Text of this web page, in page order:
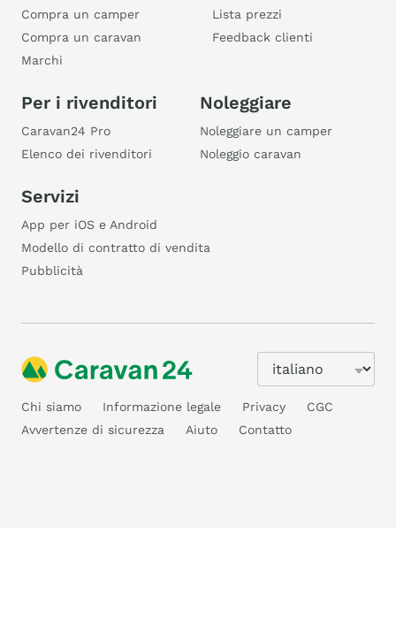
Compra un camper
Compra un caravan
Marchi
Lista prezzi
Feedback clienti
Per i rivenditori
Caravan24 Pro
Elenco dei rivenditori
Noleggiare
Noleggiare un camper
Noleggio caravan
Servizi
App per iOS e Android
Modello di contratto di vendita
Pubblicità
Chi siamo Informazione legale Privacy
CGC
Avvertenze di sicurezza
Aiuto Contatto